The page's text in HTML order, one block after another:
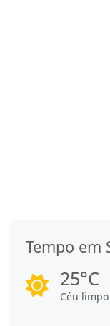
Tempo em
25°C
Céu limpo